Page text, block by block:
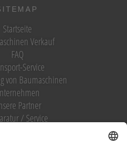
Startseite
Verkauf
FAQ
Service
von Baumaschinen
Partner
/ Service